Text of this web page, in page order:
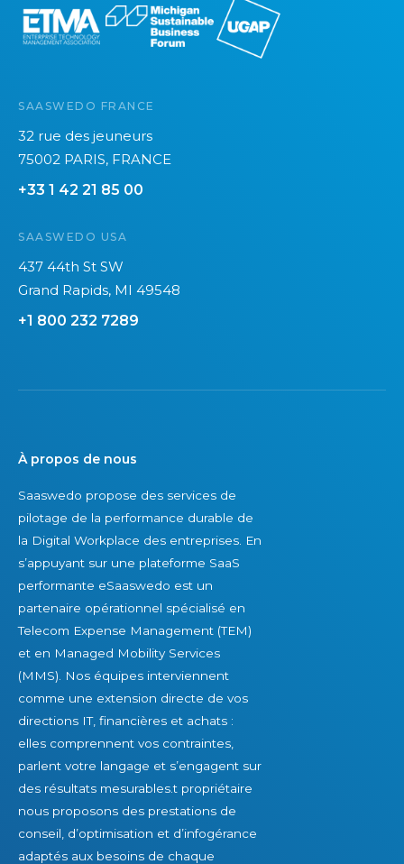
n
2
6
SAASWEDO FRANCE
32 rue des jeuneurs
75002 PARIS, FRANCE
+33 1 42 21 85 00
SAASWEDO USA
437 44th St SW
Grand Rapids, MI 49548
+1 800 232 7289
À propos de nous
Saaswedo propose des services de
pilotage de la performance durable de
la Digital Workplace des entreprises. En
s’appuyant sur une plateforme SaaS
performante eSaaswedo est un
partenaire opérationnel spécialisé en
Telecom Expense Management (TEM)
et en Managed Mobility Services
(MMS). Nos équipes interviennent
comme une extension directe de vos
directions IT, financières et achats :
elles comprennent vos contraintes,
parlent votre langage et s’engagent sur
des résultats mesurables.t propriétaire
nous proposons des prestations de
conseil, d’optimisation et d’infogérance
adaptés aux besoins de chaque